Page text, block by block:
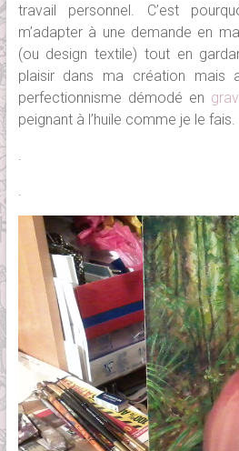
travail personnel. C’est
m’adapter à une demande en
(ou design textile) tout en
plaisir dans ma création mais
perfectionnisme démodé en
peignant à l’huile comme je le fais.